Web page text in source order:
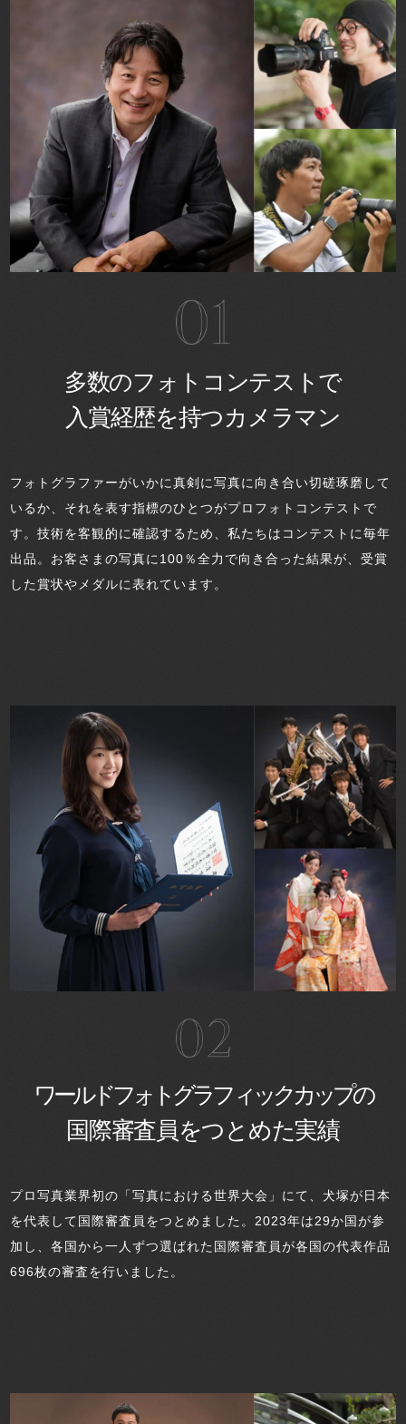
多数のフォトコンテストで
入賞経歴を持つカメラマン
フォトグラファーがいかに真剣に写真に向き合い切磋琢磨して
いるか、それを表す指標のひとつがプロフォトコンテストで
す。技術を客観的に確認するため、私たちはコンテストに毎年
出品。お客さまの写真に100％全力で向き合った結果が、受賞
した賞状やメダルに表れています。
ワールドフォトグラフィックカップの
国際審査員をつとめた実績
プロ写真業界初の「写真における世界大会」にて、犬塚が日本
を代表して国際審査員をつとめました。2023年は29か国が参
加し、各国から一人ずつ選ばれた国際審査員が各国の代表作品
696枚の審査を行いました。